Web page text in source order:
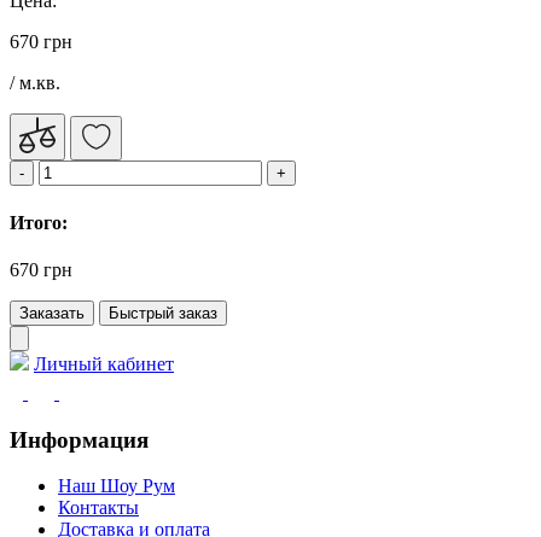
670 грн
/ м.кв.
Итого:
670 грн
Заказать Быстрый заказ
Личный кабинет
Информация
Наш Шоу Рум
Контакты
Доставка и оплата